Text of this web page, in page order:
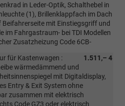
in Leder-Optik, Schalthebel in
(1), Brillenklappfach im Dach
mit Einstiegsgriff und
im Fahrgastraum- bei TDI Modellen
Zusatzheizung Code 6CB-
1.511,– 4
für Kastenwagen :
wärmedämmend und
mit Digitaldisplay,
Entry & Exit System ohne
zusammen mit elektrisch
Code GZ3 oder elektrisch